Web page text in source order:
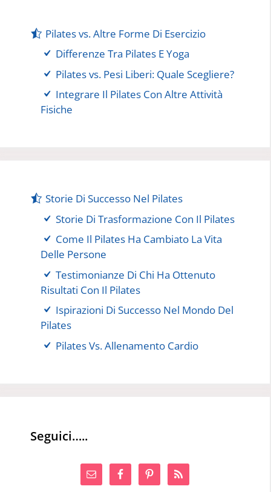
Pilates vs. Altre Forme Di Esercizio
Differenze Tra Pilates E Yoga
Pilates vs. Pesi Liberi: Quale Scegliere?
Integrare Il Pilates Con Altre Attività
Fisiche
Storie Di Successo Nel Pilates
Storie Di Trasformazione Con Il Pilates
Come Il Pilates Ha Cambiato La Vita
Delle Persone
Testimonianze Di Chi Ha Ottenuto
Risultati Con Il Pilates
Ispirazioni Di Successo Nel Mondo Del
Pilates
Pilates Vs. Allenamento Cardio
Seguici…..